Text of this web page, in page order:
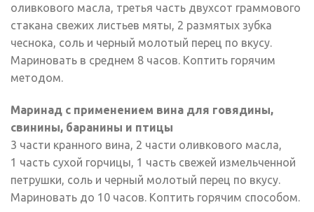
оливкового масла, третья часть двухсот граммового
стакана свежих листьев мяты, 2 размятых зубка
чеснока, соль и черный молотый перец по вкусу.
Мариновать в среднем 8 часов. Коптить горячим
методом.
Маринад с применением вина для говядины,
свинины, баранины и птицы
3 части кранного вина, 2 части оливкового масла,
1 часть сухой горчицы, 1 часть свежей измельченной
петрушки, соль и черный молотый перец по вкусу.
Мариновать до 10 часов. Коптить горячим способом.